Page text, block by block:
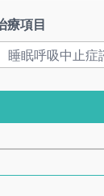
療項目